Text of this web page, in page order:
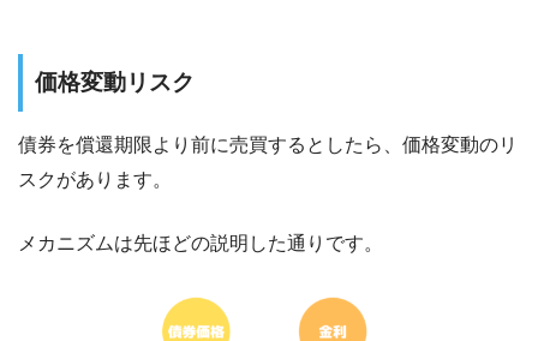
価格変動リスク
債券を償還期限より前に売買するとしたら、価格変動のリ
スクがあります。
メカニズムは先ほどの説明した通りです。